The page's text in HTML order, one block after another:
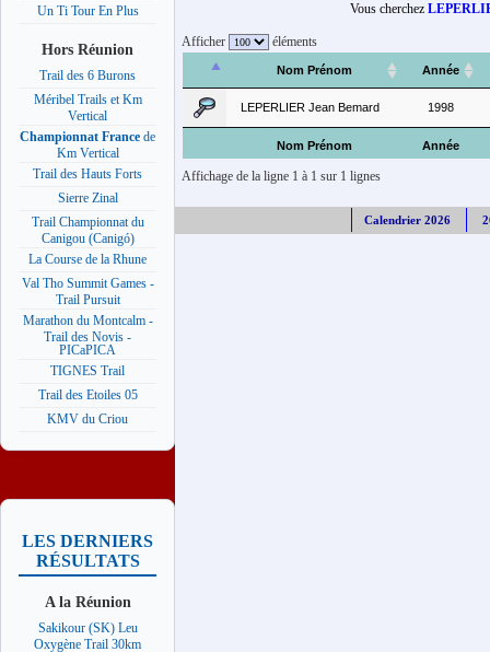
Un Ti Tour En Plus
Hors Réunion
Trail des 6 Burons
Méribel Trails et Km
Vertical
Championnat France de
Km Vertical
Trail des Hauts Forts
Sierre Zinal
Trail Championnat du
Canigou (Canigó)
La Course de la Rhune
Val Tho Summit Games -
Trail Pursuit
Marathon du Montcalm -
Trail des Novis -
PICaPICA
TIGNES Trail
Trail des Etoiles 05
KMV du Criou
LES DERNIERS
RÉSULTATS
A la Réunion
Sakikour (SK) Leu
Oxygène Trail 30km
Vous cherchez
Afficher éléments
Nom Prénom Année
Nom Prénom Année
LEPERLIER Jean Bemard 1998
Affichage de la ligne 1 à 1 sur 1 lignes
Calendrier 2026